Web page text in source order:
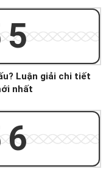
Luận giải chi tiết
nhất